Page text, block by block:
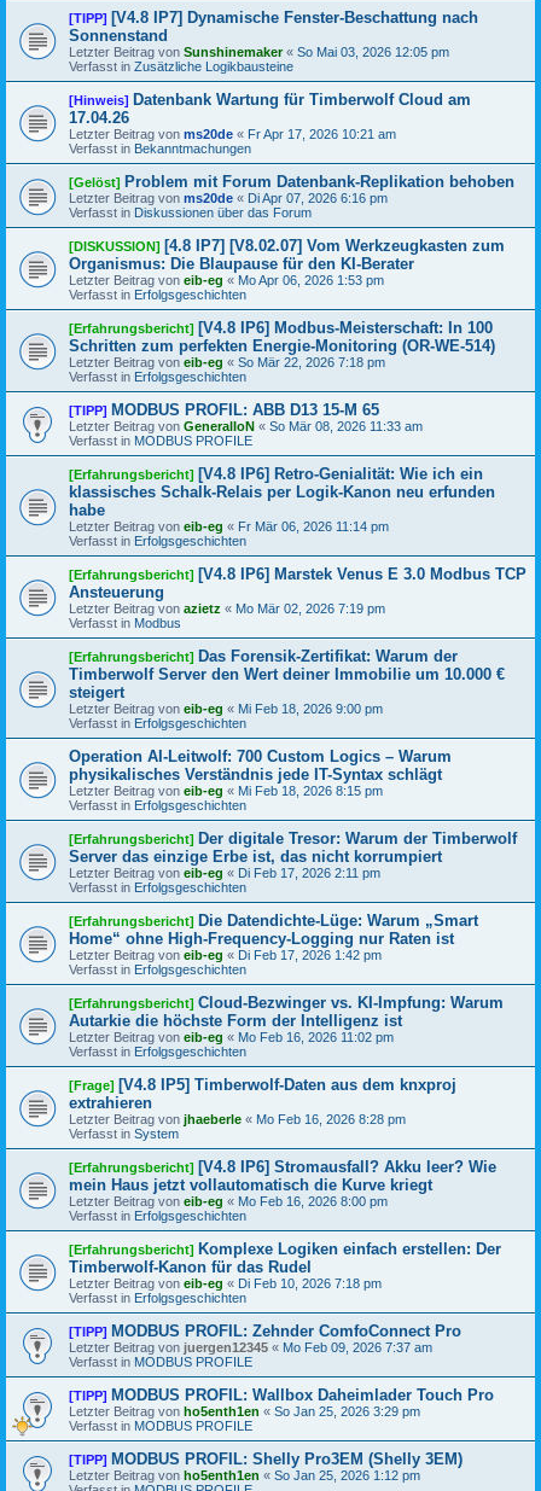
[TIPP] [V4.8 IP7] Dynamische Fenster-Beschattung nach
Sonnenstand
Letzter Beitrag von Sunshinemaker« So Mai 03, 2026 12:05 pm
Verfasst in Zusätzliche Logikbausteine
[Hinweis] Datenbank Wartung für Timberwolf Cloud am
17.04.26
Letzter Beitrag von ms20de « Fr Apr 17, 2026 10:21 am
Verfasst in Bekanntmachungen
[Gelöst] Problem mit Forum Datenbank-Replikation behoben
Letzter Beitrag von ms20de « Di Apr 07, 2026 6:16 pm
Verfasst in Diskussionen über das Forum
[DISKUSSION] [4.8 IP7] [V8.02.07] Vom Werkzeugkasten zum
Organismus: Die Blaupause für den KI-Berater
Letzter Beitrag von eib-eg « Mo Apr 06, 2026 1:53 pm
Verfasst in Erfolgsgeschichten
[Erfahrungsbericht] [V4.8 IP6] Modbus-Meisterschaft: In 100
Schritten zum perfekten Energie-Monitoring (OR-WE-514)
Letzter Beitrag von eib-eg « So Mär 22, 2026 7:18 pm
Verfasst in Erfolgsgeschichten
[TIPP] MODBUS PROFIL: ABB D13 15-M 65
Letzter Beitrag von GeneralIoN « So Mär 08, 2026 11:33 am
Verfasst in MODBUS PROFILE
[Erfahrungsbericht] [V4.8 IP6] Retro-Genialität: Wie ich ein
klassisches Schalk-Relais per Logik-Kanon neu erfunden
habe
Letzter Beitrag von eib-eg « Fr Mär 06, 2026 11:14 pm
Verfasst in Erfolgsgeschichten
[Erfahrungsbericht] [V4.8 IP6] Marstek Venus E 3.0 Modbus TCP
Ansteuerung
Letzter Beitrag von azietz « Mo Mär 02, 2026 7:19 pm
Verfasst in Modbus
[Erfahrungsbericht] Das Forensik-Zertifikat: Warum der
Timberwolf Server den Wert deiner Immobilie um 10.000 €
steigert
Letzter Beitrag von eib-eg « Mi Feb 18, 2026 9:00 pm
Verfasst in Erfolgsgeschichten
Operation AI-Leitwolf: 700 Custom Logics – Warum
physikalisches Verständnis jede IT-Syntax schlägt
Letzter Beitrag von eib-eg « Mi Feb 18, 2026 8:15 pm
Verfasst in Erfolgsgeschichten
[Erfahrungsbericht] Der digitale Tresor: Warum der Timberwolf
Server das einzige Erbe ist, das nicht korrumpiert
Letzter Beitrag von eib-eg « Di Feb 17, 2026 2:11 pm
Verfasst in Erfolgsgeschichten
[Erfahrungsbericht] Die Datendichte-Lüge: Warum „Smart
Home“ ohne High-Frequency-Logging nur Raten ist
Letzter Beitrag von eib-eg « Di Feb 17, 2026 1:42 pm
Verfasst in Erfolgsgeschichten
[Erfahrungsbericht] Cloud-Bezwinger vs. KI-Impfung: Warum
Autarkie die höchste Form der Intelligenz ist
Letzter Beitrag von eib-eg « Mo Feb 16, 2026 11:02 pm
Verfasst in Erfolgsgeschichten
[Frage] [V4.8 IP5] Timberwolf-Daten aus dem knxproj
extrahieren
Letzter Beitrag von jhaeberle « Mo Feb 16, 2026 8:28 pm
Verfasst in System
[Erfahrungsbericht] [V4.8 IP6] Stromausfall? Akku leer? Wie
mein Haus jetzt vollautomatisch die Kurve kriegt
Letzter Beitrag von eib-eg « Mo Feb 16, 2026 8:00 pm
Verfasst in Erfolgsgeschichten
[Erfahrungsbericht] Komplexe Logiken einfach erstellen: Der
Timberwolf-Kanon für das Rudel
Letzter Beitrag von eib-eg « Di Feb 10, 2026 7:18 pm
Verfasst in Erfolgsgeschichten
[TIPP] MODBUS PROFIL: Zehnder ComfoConnect Pro
Letzter Beitrag von juergen12345 « Mo Feb 09, 2026 7:37 am
Verfasst in MODBUS PROFILE
[TIPP] MODBUS PROFIL: Wallbox Daheimlader Touch Pro
Letzter Beitrag von ho5enth1en « So Jan 25, 2026 3:29 pm
Verfasst in MODBUS PROFILE
[TIPP] MODBUS PROFIL: Shelly Pro3EM (Shelly 3EM)
Letzter Beitrag von ho5enth1en « So Jan 25, 2026 1:12 pm